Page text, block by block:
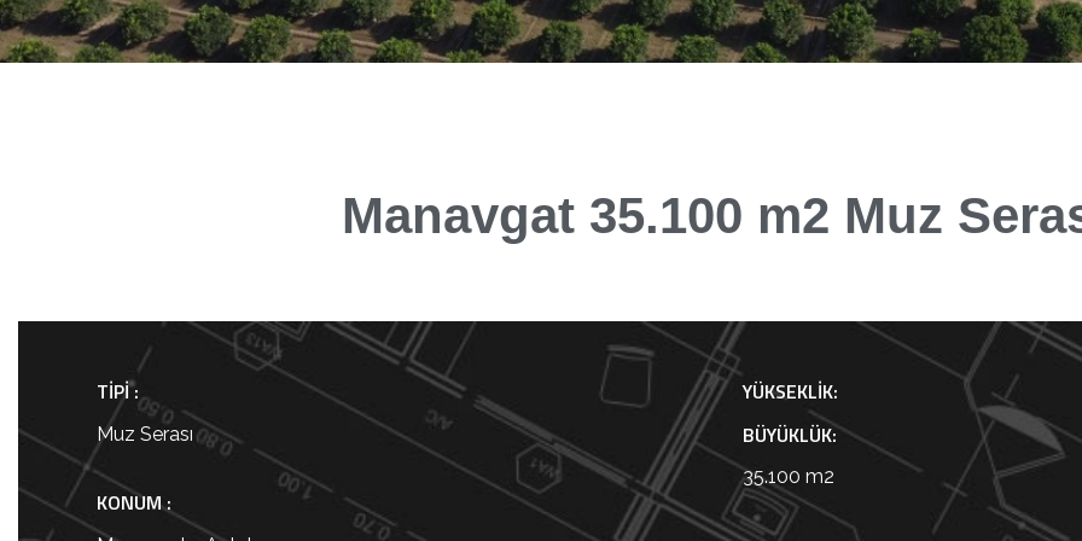
Manavgat 35.100 m2 Muz
TIPI :
Muz Serası
KONUM :
YÜKSEKLIK:
BÜYÜKLÜK:
35.100 m2